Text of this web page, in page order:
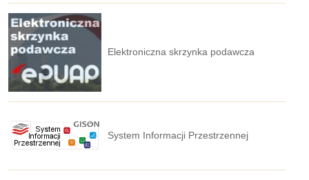
Elektroniczna skrzynka podawcza
System Informacji Przestrzennej